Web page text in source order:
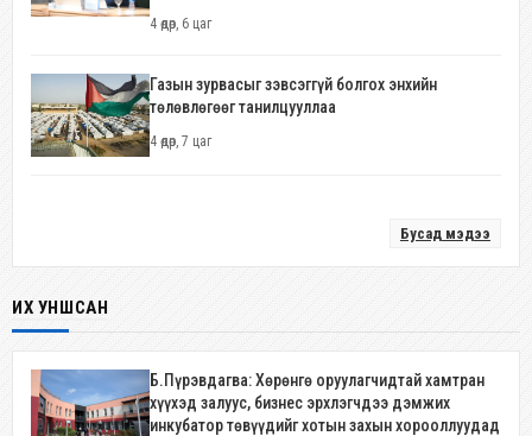
4 өдөр, 6 цаг
Газын зурвасыг зэвсэггүй болгох энхийн
төлөвлөгөөг танилцууллаа
4 өдөр, 7 цаг
Бусад мэдээ
ИХ УНШСАН
Б.Пүрэвдагва: Хөрөнгө оруулагчидтай хамтран
хүүхэд залуус, бизнес эрхлэгчдээ дэмжих
инкубатор төвүүдийг хотын захын хорооллуудад